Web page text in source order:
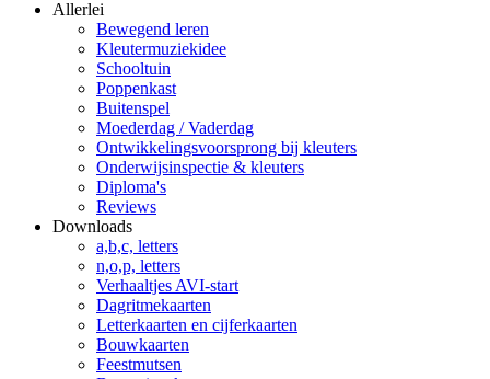
Allerlei
Bewegend leren
Kleutermuziekidee
Schooltuin
Poppenkast
Buitenspel
Moederdag / Vaderdag
Ontwikkelingsvoorsprong bij kleuters
Onderwijsinspectie & kleuters
Diploma's
Reviews
Downloads
a,b,c, letters
n,o,p, letters
Verhaaltjes AVI-start
Dagritmekaarten
Letterkaarten en cijferkaarten
Bouwkaarten
Feestmutsen